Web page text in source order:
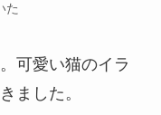
た
可愛い猫のイラ
ました。